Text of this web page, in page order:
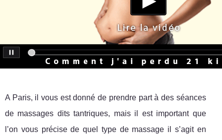
A Paris, il vous est donné de prendre part à des séances
de massages dits tantriques, mais il est important que
l’on vous précise de quel type de massage il s’agit en